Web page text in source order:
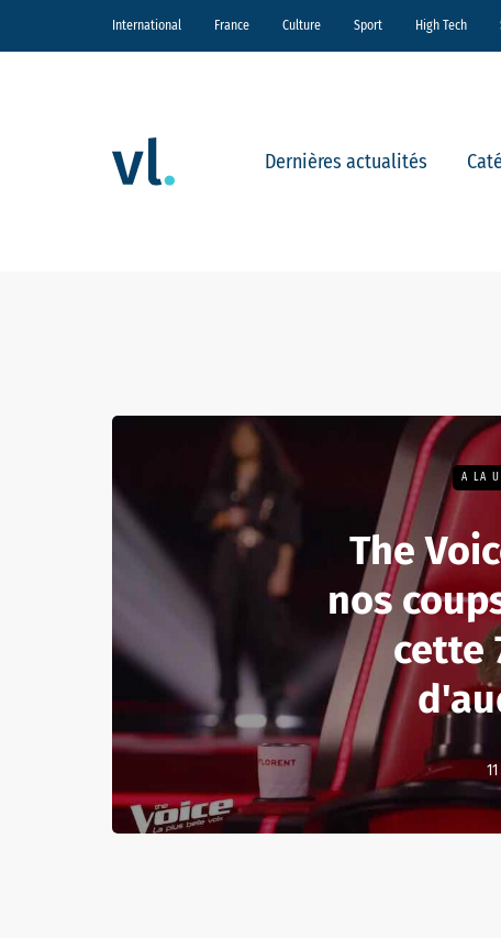
International France Culture Sport High Tech
Dernières actualités
A LA
The
nos
cette